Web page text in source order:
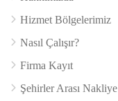
Hizmet Bölgelerimiz
Nasıl Çalışır?
Firma Kayıt
Şehirler Arası Nakliye